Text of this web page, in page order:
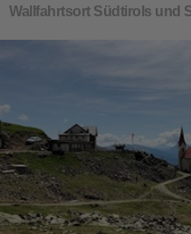
Wallfahrtsort Südtirols und